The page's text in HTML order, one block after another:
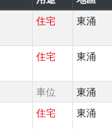
住宅 東涌
住宅 東涌
車位 東涌
住宅 東涌